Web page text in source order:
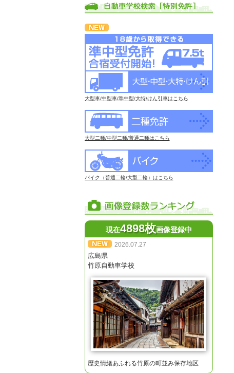
大型車/中型車/準中型/大特/けん引車はこちら
大型二種/中型二種/普通二種はこちら
バイク（普通二輪/大型二輪）はこちら
現在4898枚画像登録中
2026.07.27
広島県
竹原自動車学校
歴史情緒あふれる竹原の町並み保存地区